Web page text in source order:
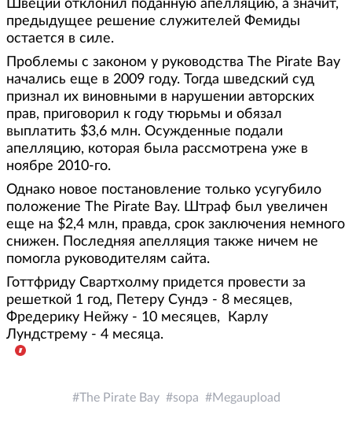
Швеции отклонил поданную апелляцию, а значит,
предыдущее решение служителей Фемиды
остается в силе.
Проблемы с законом у руководства The Pirate Bay
начались еще в 2009 году. Тогда шведский суд
признал их виновными в нарушении авторских
прав, приговорил к году тюрьмы и обязал
выплатить $3,6 млн. Осужденные подали
апелляцию, которая была рассмотрена уже в
ноябре 2010-го.
Однако новое постановление только усугубило
положение The Pirate Bay. Штраф был увеличен
еще на $2,4 млн, правда, срок заключения немного
снижен. Последняя апелляция также ничем не
помогла руководителям сайта.
Готтфриду Свартхолму придется провести за
решеткой 1 год, Петеру Сундэ - 8 месяцев,
Фредерику Нейжу - 10 месяцев, Карлу
Лундстрему - 4 месяца.
The Pirate Bay sopa Megaupload